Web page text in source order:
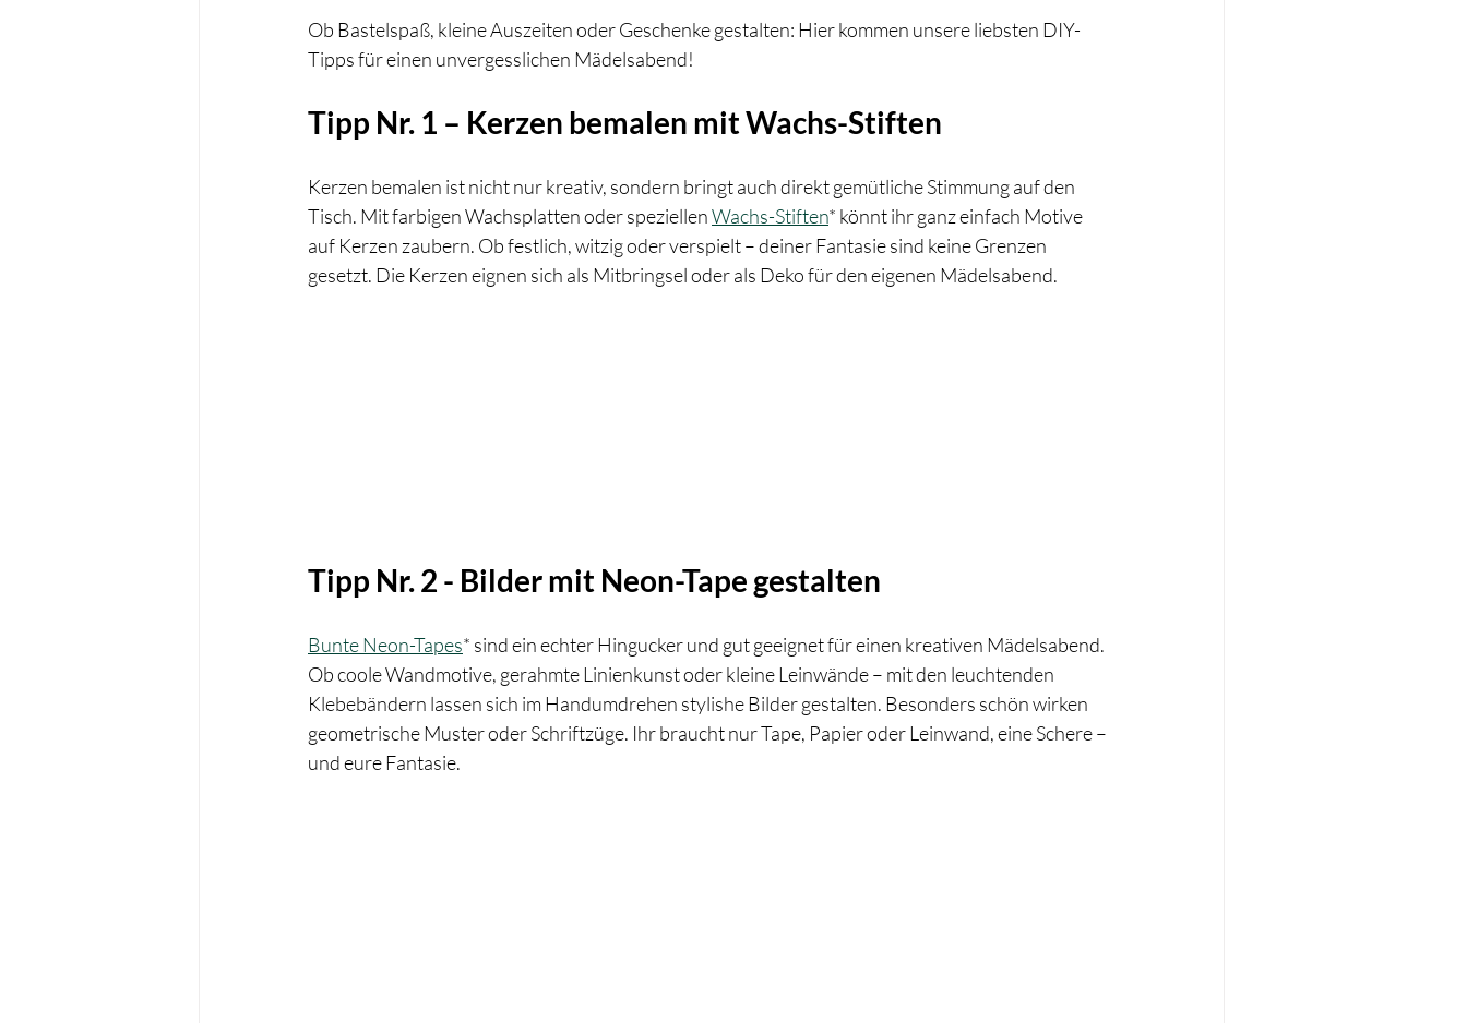
Ob Bastelspaß, kleine Auszeiten oder Geschenke gestalten: Hier kommen unsere liebsten DIY-
Tipps für einen unvergesslichen Mädelsabend!
Tipp Nr. 1 – Kerzen bemalen mit Wachs-Stiften
Kerzen bemalen ist nicht nur kreativ, sondern bringt auch direkt gemütliche Stimmung auf den
Tisch. Mit farbigen Wachsplatten oder speziellen Wachs-Stiften* könnt ihr ganz einfach Motive
auf Kerzen zaubern. Ob festlich, witzig oder verspielt – deiner Fantasie sind keine Grenzen
gesetzt. Die Kerzen eignen sich als Mitbringsel oder als Deko für den eigenen Mädelsabend.
Tipp Nr. 2 - Bilder mit Neon-Tape gestalten
Bunte Neon-Tapes* sind ein echter Hingucker und gut geeignet für einen kreativen Mädelsabend.
Ob coole Wandmotive, gerahmte Linienkunst oder kleine Leinwände – mit den leuchtenden
Klebebändern lassen sich im Handumdrehen stylishe Bilder gestalten. Besonders schön wirken
geometrische Muster oder Schriftzüge. Ihr braucht nur Tape, Papier oder Leinwand, eine Schere –
und eure Fantasie.